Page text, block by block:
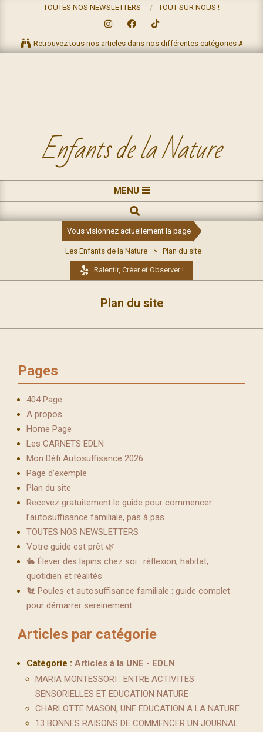
content
TOUTES NOS NEWSLETTERS TOUT SUR NOUS !
Retrouvez tous nos articles dans nos différentes catégories
Enfants de la Nature
Navigation
Menu
MENU
RECHERCHE
Vous visionnez actuellement la page
Les Enfants de la Nature > Plan du site
Ralentir, Créer et Observer !
Plan du site
Pages
404 Page
A propos
Home Page
Les CARNETS EDLN
Mon Défi Autosuffisance 2026
Page d’exemple
Plan du site
Recevez gratuitement le guide pour commencer
l’autosuffisance familiale, pas à pas
TOUTES NOS NEWSLETTERS
Votre guide est prêt 🌿
🐇 Élever des lapins chez soi : réflexion, habitat,
quotidien et réalités
🐔 Poules et autosuffisance familiale : guide complet
pour démarrer sereinement
Articles par catégorie
Catégorie : Articles à la UNE - EDLN
MARIA MONTESSORI : ENTRE ACTIVITES
SENSORIELLES ET EDUCATION NATURE
CHARLOTTE MASON, UNE EDUCATION A LA NATURE
13 BONNES RAISONS DE COMMENCER UN JOURNAL